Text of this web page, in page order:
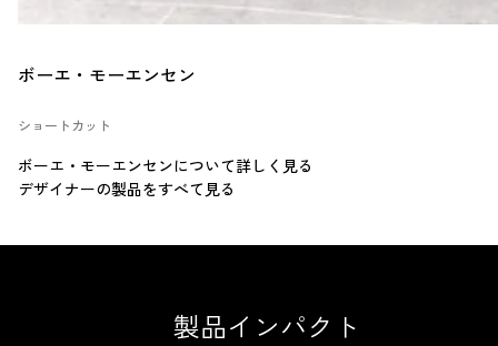
ボーエ・モーエンセン
ショートカット
ボーエ・モーエンセンについて詳しく見る
デザイナーの製品をすべて見る
製品インパクト